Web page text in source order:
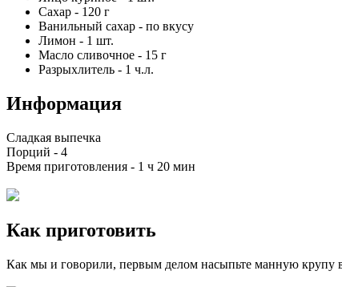
Сахар - 120 г
Ванильный сахар - по вкусу
Лимон - 1 шт.
Масло сливочное - 15 г
Разрыхлитель - 1 ч.л.
Информация
Сладкая выпечка
Порций - 4
Время приготовления - 1 ч 20 мин
Как приготовить
Как мы и говорили, первым делом насыпьте манную крупу